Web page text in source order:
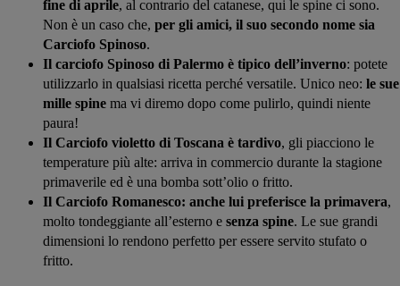
fine di aprile, al contrario del catanese, qui le spine ci sono.
Non è un caso che, per gli amici, il suo secondo nome sia
Carciofo Spinoso.
Il carciofo Spinoso di Palermo è tipico dell’inverno: potete
utilizzarlo in qualsiasi ricetta perché versatile. Unico neo: le sue
mille spine ma vi diremo dopo come pulirlo, quindi niente
paura!
Il Carciofo violetto di Toscana è tardivo, gli piacciono le
temperature più alte: arriva in commercio durante la stagione
primaverile ed è una bomba sott’olio o fritto.
Il Carciofo Romanesco: anche lui preferisce la primavera,
molto tondeggiante all’esterno e senza spine. Le sue grandi
dimensioni lo rendono perfetto per essere servito stufato o
fritto.